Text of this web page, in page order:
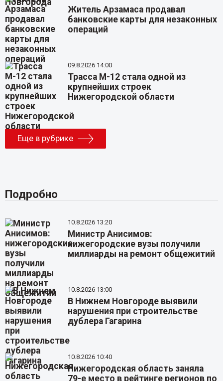
Житель Арзамаса продавал
банковские карты для незаконных
операций
09.8.2026 14:00
Трасса М-12 стала одной из
крупнейших строек
Нижегородской области
Еще в рубрике
Подробно
10.8.2026 13:20
Министр Анисимов:
нижегородские вузы получили
миллиарды на ремонт общежитий
10.8.2026 13:00
В Нижнем Новгороде выявили
нарушения при строительстве
дублера Гагарина
10.8.2026 10:40
Нижегородская область заняла
79-е место в рейтинге регионов по